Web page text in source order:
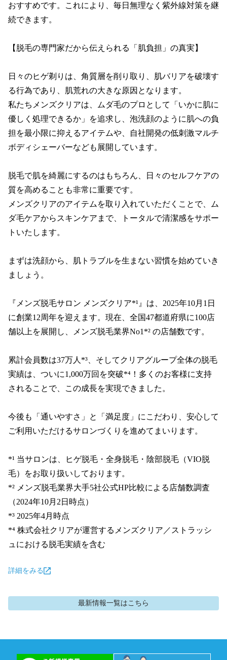
おすすめです。これにより、毎日無理なく紫外線対策を継
続できます。
【脱毛の専門家だから伝えられる「肌負担」の真実】
日々のヒゲ剃りは、角質層を削り取り、肌バリアを破壊す
る行為であり、肌荒れの大きな原因となります。
私たちメンズクリアは、ムダ毛のプロとして「いかに肌に
優しく処理できるか」を追求し、泡洗顔のように肌への負
担を最小限に抑えるアイテムや、自社開発の低刺激マルチ
ボディシェーバーなども展開しています。
脱毛で肌を綺麗にするのはもちろん、日々のセルフケアの
質を高めることも非常に重要です。
メンズクリアのアイテムを取り入れていただくことで、ム
ダ毛ケアからスキンケアまで、トータルで清潔感をサポー
トいたします。
まずは洗顔から、肌トラブルを生まない習慣を始めていき
ましょう。
『メンズ脱毛サロン メンズクリア*¹』は、2025年10月1日
に創業12周年を迎えます。現在、全国47都道府県に100店
舗以上を展開し、メンズ脱毛業界No1*² の店舗数です。
累計会員数は37万人*³、そしてクリアグループ全体の脱毛
実績は、ついに1,000万回を突破*⁴！多くのお客様に支持
されることで、この成長を実現できました。
今後も「通いやすさ」と「満足度」にこだわり、安心して
ご利用いただけるサロンづくりを進めてまいります。
*¹ 当サロンは、ヒゲ脱毛・全身脱毛・陰部脱毛（VIO脱
毛）をお取り扱いしております。
*² メンズ脱毛業界大手5社公式HP比較による店舗数調査
（2024年10月2日時点）
*³ 2025年4月時点
*⁴ 株式会社クリアが運営するメンズクリア／ストラッシ
ュにおける脱毛実績を含む
詳細をみる
最新情報一覧はこちら